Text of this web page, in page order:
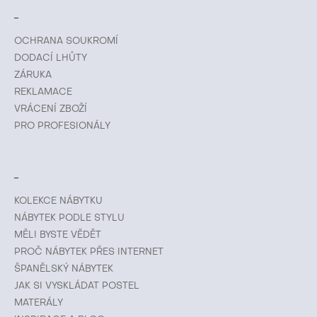
OCHRANA SOUKROMÍ
DODACÍ LHŮTY
ZÁRUKA
REKLAMACE
VRÁCENÍ ZBOŽÍ
PRO PROFESIONÁLY
KOLEKCE NÁBYTKU
NÁBYTEK PODLE STYLU
MĚLI BYSTE VĚDĚT
PROČ NÁBYTEK PŘES INTERNET
ŠPANĚLSKÝ NÁBYTEK
JAK SI VYSKLÁDAT POSTEL
MATERÁLY